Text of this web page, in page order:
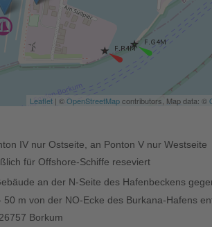
Leaflet | ©OpenStreetMapcontributors, Map data: ©
IV nur Ostseite, an Ponton V nur Westseite
für Offshore-Schiffe reseviert
an der N-Seite des Hafenbeckens
50 m von der NO-Ecke des Burkana-Hafens
Borkum